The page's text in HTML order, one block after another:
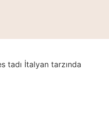
tadı İtalyan tarzında